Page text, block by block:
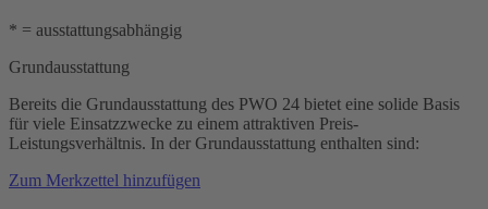
* = ausstattungsabhängig
Grundausstattung
Bereits die Grundausstattung des PWO 24 bietet eine solide Basis
für viele Einsatzzwecke zu einem attraktiven Preis-
Leistungsverhältnis. In der Grundausstattung enthalten sind:
Zum Merkzettel hinzufügen